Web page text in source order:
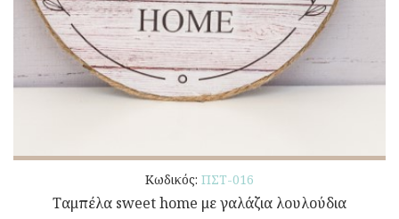
Κωδικός: ΠΣΤ-016
Ταμπέλα sweet home με γαλάζια λουλούδια